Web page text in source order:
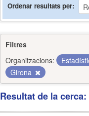
Ordenar resultats per
Filtres
Organitzacions:
Girona
Resultat de la